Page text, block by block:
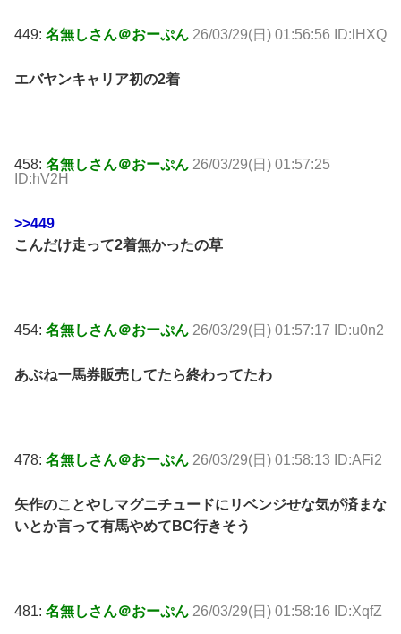
449: 名無しさん＠おーぷん 26/03/29(日) 01:56:56 ID:lHXQ
エバヤンキャリア初の2着
458: 名無しさん＠おーぷん 26/03/29(日) 01:57:25
ID:hV2H
>>449
こんだけ走って2着無かったの草
454: 名無しさん＠おーぷん 26/03/29(日) 01:57:17 ID:u0n2
あぶねー馬券販売してたら終わってたわ
478: 名無しさん＠おーぷん 26/03/29(日) 01:58:13 ID:AFi2
矢作のことやしマグニチュードにリベンジせな気が済まな
いとか言って有馬やめてBC行きそう
481: 名無しさん＠おーぷん 26/03/29(日) 01:58:16 ID:XqfZ